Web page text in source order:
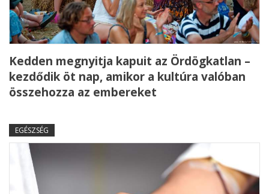
Kedden megnyitja kapuit az Ördögkatlan –
kezdődik öt nap, amikor a kultúra valóban
összehozza az embereket
EGÉSZSÉG